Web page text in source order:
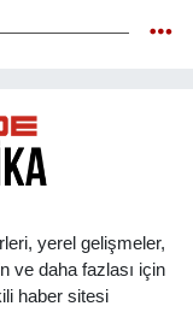
yerel gelişmeler,
ve daha fazlası için
haber sitesi